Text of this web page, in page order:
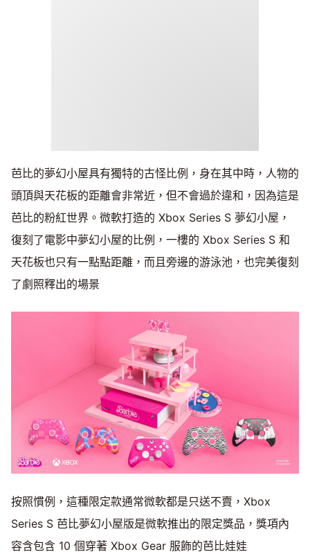
芭比的夢幻小屋具有獨特的古怪比例，身在其中時，人物的
頭頂與天花板的距離會非常近，但不會過於違和，因為這是
芭比的粉紅世界。微軟打造的 Xbox Series S 夢幻小屋，
復刻了電影中夢幻小屋的比例，一樓的 Xbox Series S 和
天花板也只有一點點距離，而且旁邊的游泳池，也完美復刻
了劇照釋出的場景
按照慣例，這種限定款通常微軟都是只送不賣，Xbox
Series S 芭比夢幻小屋版是微軟推出的限定獎品，獎項內
容含包含 10 個穿著 Xbox Gear 服飾的芭比娃娃